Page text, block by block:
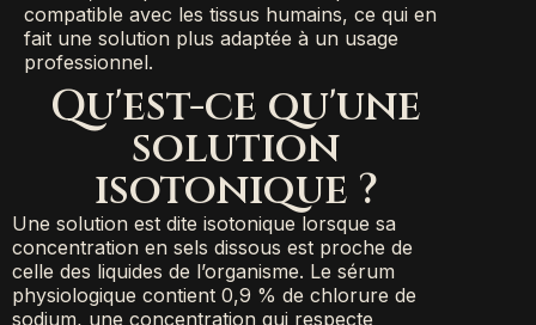
compatible avec les tissus humains, ce qui en
fait une solution plus adaptée à un usage
professionnel.
Qu'est-ce qu'une
solution
isotonique ?
Une solution est dite isotonique lorsque sa
concentration en sels dissous est proche de
celle des liquides de l’organisme. Le sérum
physiologique contient 0,9 % de chlorure de
sodium, une concentration qui respecte